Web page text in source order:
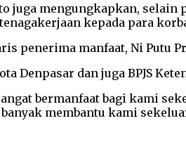
juga mengungkapkan, selain
kepada para
penerima manfaat, Ni Putu
Denpasar dan juga BPJS
bermanfaat bagi kami
membantu kami